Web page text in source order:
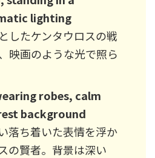
lighting
したケンタウロスの戦
映画のような光で照ら
robes, calm
background
落ち着いた表情を浮か
の賢者。背景は深い